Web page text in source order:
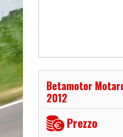
Betamotor
2012
Prezzo